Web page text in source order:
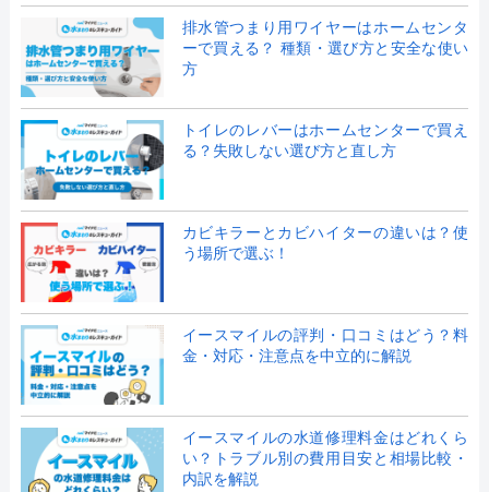
排水管つまり用ワイヤーはホームセンタ
ーで買える？ 種類・選び方と安全な使い
方
トイレのレバーはホームセンターで買え
る？失敗しない選び方と直し方
カビキラーとカビハイターの違いは？使
う場所で選ぶ！
イースマイルの評判・口コミはどう？料
金・対応・注意点を中立的に解説
イースマイルの水道修理料金はどれくら
い？トラブル別の費用目安と相場比較・
内訳を解説